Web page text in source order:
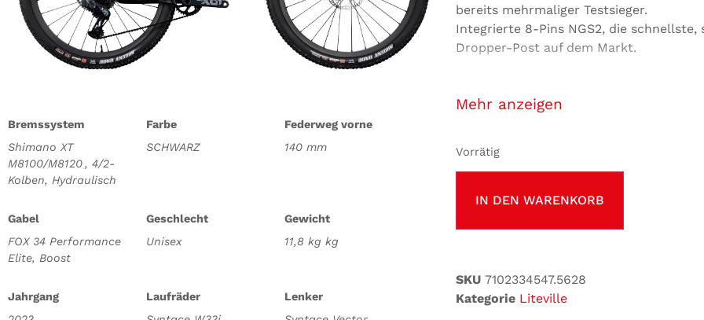
Bremssystem
Shimano XT
M8100/M8120 , 4/2-
Kolben, Hydraulisch
Farbe
SCHWARZ
Federweg vorne
140 mm
Gabel
FOX 34 Performance
Elite, Boost
Geschlecht
Unisex
Gewicht
11,8 kg kg
Jahrgang
Laufräder
Lenker
bereits mehrmaliger Testsieger.
Integrierte 8-Pins NGS2, die
Dropper-Post auf dem Markt.
EVOLUTION.
Bei allen Litevilles, die wir entwickeln,
gesagt: Die schrittweise Verbesserung.
verzichtet und bei der Konstruktion
einer höheren Steifigkeit oder einer
besseren Funktion.
anzeigen
Vorrätig
IN DEN WARENKORB
SKU 7102334547.5628
Kategorie Liteville